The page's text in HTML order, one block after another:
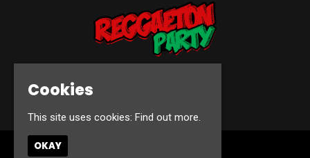
Cookies
This site uses cookies: Find out more.
OKAY